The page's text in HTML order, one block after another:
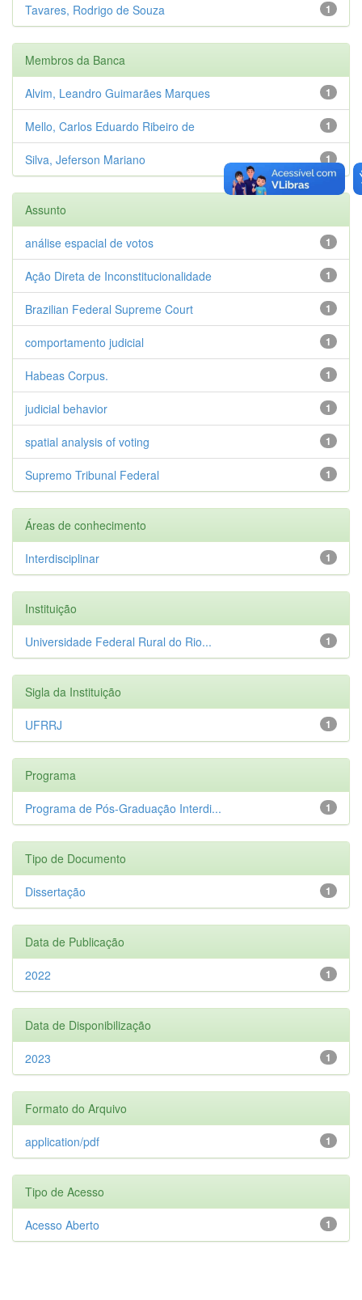
1
Tavares, Rodrigo de Souza
Membros da Banca
1
Alvim, Leandro Guimarães Marques
1
Mello, Carlos Eduardo Ribeiro de
1
Silva, Jeferson Mariano
Assunto
1
análise espacial de votos
1
Ação Direta de Inconstitucionalidade
1
Brazilian Federal Supreme Court
1
comportamento judicial
1
Habeas Corpus.
1
judicial behavior
1
spatial analysis of voting
1
Supremo Tribunal Federal
Áreas de conhecimento
1
Interdisciplinar
Instituição
1
Universidade Federal Rural do Rio...
Sigla da Instituição
1
UFRRJ
Programa
1
Programa de Pós-Graduação Interdi...
Tipo de Documento
1
Dissertação
Data de Publicação
1
2022
Data de Disponibilização
1
2023
Formato do Arquivo
1
application/pdf
Tipo de Acesso
1
Acesso Aberto